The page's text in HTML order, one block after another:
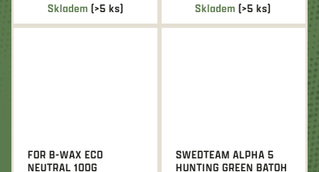
Skladem (>5 ks) Skladem(>5 ks)
FOR B-WAX ECO
NEUTRAL 100G
SWEDTEAM ALPHA 5
HUNTING GREEN BATOH